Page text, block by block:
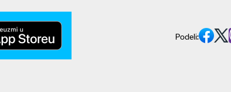
Podeli: